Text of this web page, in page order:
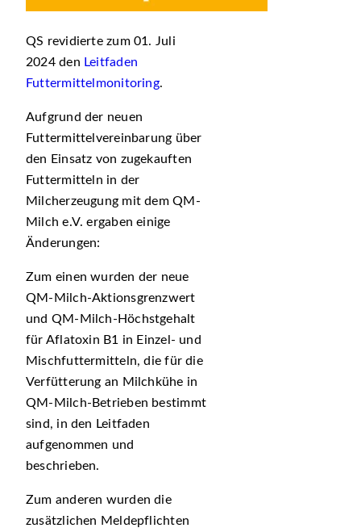
QS revidierte zum 01. Juli
2024 den Leitfaden
Futtermittelmonitoring.
Aufgrund der neuen
Futtermittelvereinbarung über
den Einsatz von zugekauften
Futtermitteln in der
Milcherzeugung mit dem QM-
Milch e.V. ergaben einige
Änderungen:
Zum einen wurden der neue
QM-Milch-Aktionsgrenzwert
und QM-Milch-Höchstgehalt
für Aflatoxin B1 in Einzel- und
Mischfuttermitteln, die für die
Verfütterung an Milchkühe in
QM-Milch-Betrieben bestimmt
sind, in den Leitfaden
aufgenommen und
beschrieben.
Zum anderen wurden die
zusätzlichen Meldepflichten